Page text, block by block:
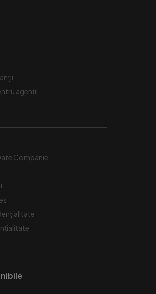
agenții
Companie